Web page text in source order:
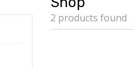
2 products found